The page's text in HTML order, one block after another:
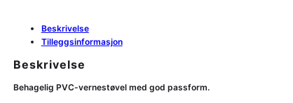
Beskrivelse
Tilleggsinformasjon
Beskrivelse
Behagelig PVC-vernestøvel med god passform.